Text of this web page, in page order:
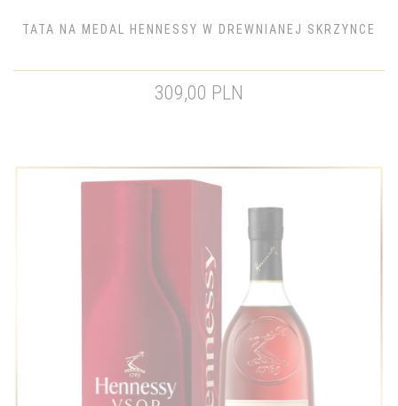
TATA NA MEDAL HENNESSY W DREWNIANEJ SKRZYNCE
309,00 PLN